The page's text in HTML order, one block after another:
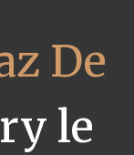
De
le